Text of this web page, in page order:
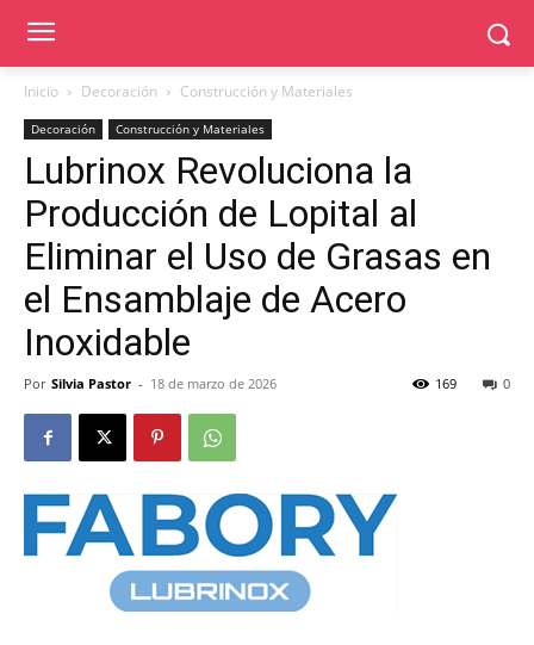
Inicio Decoración Construcción y Materiales
Decoración Construcción y Materiales
Lubrinox Revoluciona la
Producción de Lopital al
Eliminar el Uso de Grasas en
el Ensamblaje de Acero
Inoxidable
Por Silvia Pastor - 18 de marzo de 2026 0
169